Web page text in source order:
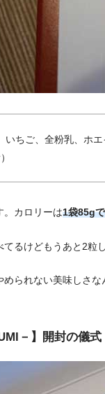
いちご、全粉乳、ホ
。カロリーは1袋85g
てるけどもうあと2粒
められない美味しさ
－】開封の儀式